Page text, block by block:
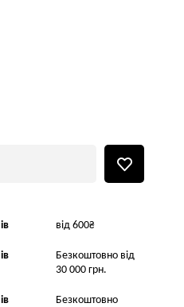
від 600₴
Безкоштовно від
30 000 грн.
Безкоштовно